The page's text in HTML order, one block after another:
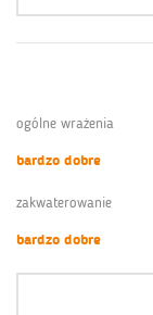
ogólne wrażenia
bardzo dobre
zakwaterowanie
bardzo dobre